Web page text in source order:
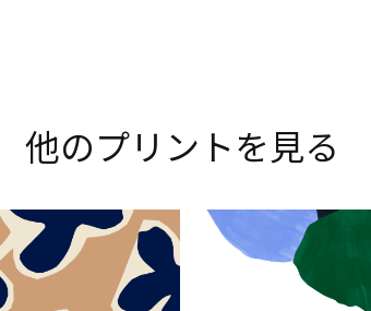
他のプリントを見る